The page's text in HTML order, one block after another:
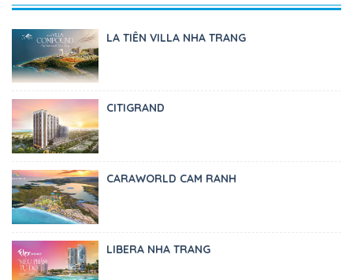
LA TIÊN VILLA NHA TRANG
CITIGRAND
CARAWORLD CAM RANH
LIBERA NHA TRANG